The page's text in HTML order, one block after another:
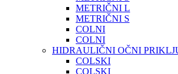
METRIČNI L
METRIČNI S
COLNI
COLNI
HIDRAULIČNI OČNI
COLSKI
COLSKI